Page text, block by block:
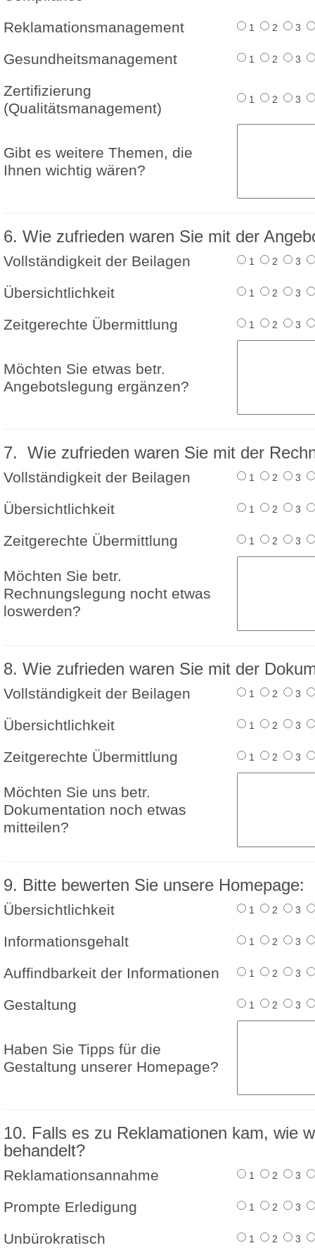
Reklamationsmanagement 1 2 3
Gesundheitsmanagement 1 2 3
Zertifizierung
(Qualitätsmanagement)
1 2 3
Gibt es weitere Themen, die
Ihnen wichtig wären?
6. Wie zufrieden waren Sie mit der
Vollständigkeit der Beilagen 1 2 3
Übersichtlichkeit 1 2 3
Zeitgerechte Übermittlung 1 2 3
Möchten Sie etwas betr.
Angebotslegung ergänzen?
7. Wie zufrieden waren Sie mit der
Vollständigkeit der Beilagen 1 2 3
Übersichtlichkeit 1 2 3
Zeitgerechte Übermittlung 1 2 3
Möchten Sie betr.
Rechnungslegung nocht etwas
loswerden?
8. Wie zufrieden waren Sie mit der
Vollständigkeit der Beilagen 1 2 3
Übersichtlichkeit 1 2 3
Zeitgerechte Übermittlung 1 2 3
Möchten Sie uns betr.
Dokumentation noch etwas
mitteilen?
9. Bitte bewerten Sie unsere Homepage:
Übersichtlichkeit 1 2 3
Informationsgehalt 1 2 3
Auffindbarkeit der Informationen 1 2 3
Gestaltung 1 2 3
Haben Sie Tipps für die
Gestaltung unserer Homepage?
10. Falls es zu Reklamationen kam, wie
behandelt?
Reklamationsannahme 1 2 3
Prompte Erledigung 1 2 3
Unbürokratisch 1 2 3